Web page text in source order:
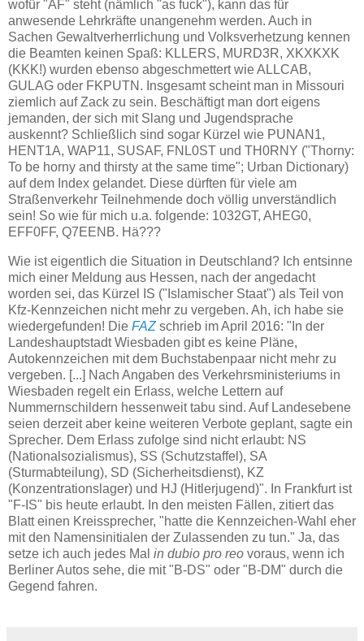
wofür "AF" steht (nämlich "as fuck"), kann das für
anwesende Lehrkräfte unangenehm werden. Auch in
Sachen Gewaltverherrlichung und Volksverhetzung kennen
die Beamten keinen Spaß: KLLERS, MURD3R, XKXKXK
(KKK!) wurden ebenso abgeschmettert wie ALLCAB,
GULAG oder FKPUTN. Insgesamt scheint man in Missouri
ziemlich auf Zack zu sein. Beschäftigt man dort eigens
jemanden, der sich mit Slang und Jugendsprache
auskennt? Schließlich sind sogar Kürzel wie PUNAN1,
HENT1A, WAP11, SUSAF, FNL0ST und TH0RNY ("Thorny:
To be horny and thirsty at the same time"; Urban Dictionary)
auf dem Index gelandet. Diese dürften für viele am
Straßenverkehr Teilnehmende doch völlig unverständlich
sein! So wie für mich u.a. folgende: 1032GT, AHEG0,
EFF0FF, Q7EENB. Hä???
Wie ist eigentlich die Situation in Deutschland? Ich entsinne
mich einer Meldung aus Hessen, nach der angedacht
worden sei, das Kürzel IS ("Islamischer Staat") als Teil von
Kfz-Kennzeichen nicht mehr zu vergeben. Ah, ich habe sie
wiedergefunden! Die FAZschrieb im April 2016: "In der
Landeshauptstadt Wiesbaden gibt es keine Pläne,
Autokennzeichen mit dem Buchstabenpaar nicht mehr zu
vergeben. [...] Nach Angaben des Verkehrsministeriums in
Wiesbaden regelt ein Erlass, welche Lettern auf
Nummernschildern hessenweit tabu sind. Auf Landesebene
seien derzeit aber keine weiteren Verbote geplant, sagte ein
Sprecher. Dem Erlass zufolge sind nicht erlaubt: NS
(Nationalsozialismus), SS (Schutzstaffel), SA
(Sturmabteilung), SD (Sicherheitsdienst), KZ
(Konzentrationslager) und HJ (Hitlerjugend)". In Frankfurt ist
"F-IS" bis heute erlaubt. In den meisten Fällen, zitiert das
Blatt einen Kreissprecher, "hatte die Kennzeichen-Wahl eher
mit den Namensinitialen der Zulassenden zu tun." Ja, das
setze ich auch jedes Mal in dubio pro reo voraus, wenn ich
Berliner Autos sehe, die mit "B-DS" oder "B-DM" durch die
Gegend fahren.